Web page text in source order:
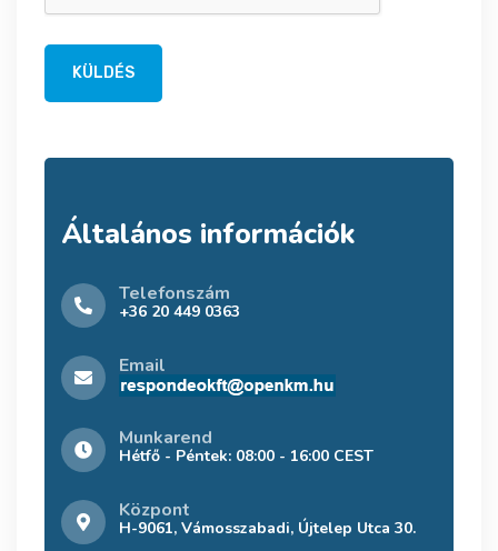
KÜLDÉS
Általános információk
Telefonszám
+36 20 449 0363
Email
Munkarend
Hétfő - Péntek: 08:00 - 16:00 CEST
Központ
H-9061, Vámosszabadi, Újtelep Utca 30.